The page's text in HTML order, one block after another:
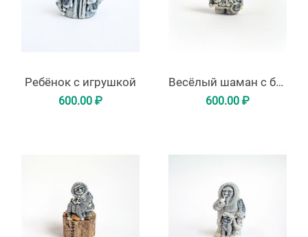
Ребёнок с игрушкой
600.00 ₽
Весёлый шаман с бубном
600.00 ₽